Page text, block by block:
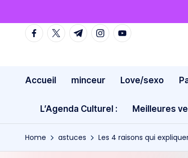
Skip
facebook.com
twitter.com
t.me instagram.com
youtube.com
Accueil minceur Love/sexo
L’Agenda Culturel : Meilleures
Home astuces Les 4 raisons qui